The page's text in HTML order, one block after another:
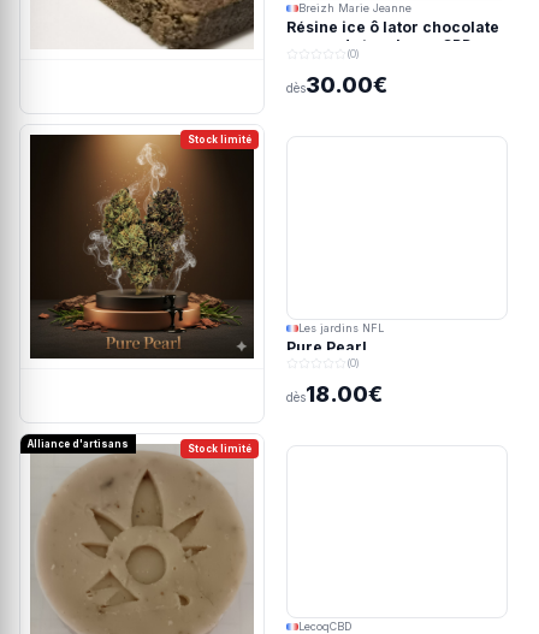
Breizh Marie Jeanne
Résine ice ô lator chocolate
covered strawberry CBD
(0)
dès30.00€
Stock limité
Les jardins NFL
Pure Pearl
(0)
dès18.00€
Stock limité
Alliance d'artisans
LecoqCBD